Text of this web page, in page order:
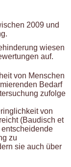
2009 und
wiesen
auf.
von Menschen
Bedarf
zufolge
von
(Baudisch et
zu
sie auch über